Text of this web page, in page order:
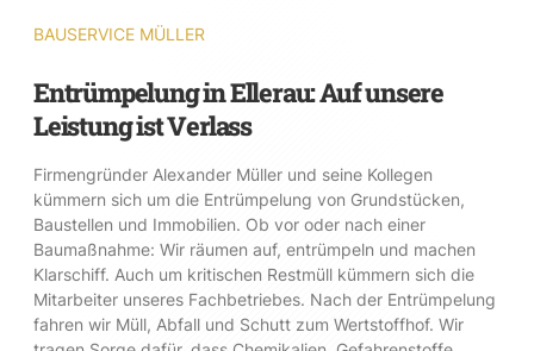
BAUSERVICE MÜLLER
Entrümpelung in Ellerau: Auf unsere
Leistung ist Verlass
Firmengründer Alexander Müller und seine Kollegen
kümmern sich um die Entrümpelung von Grundstücken,
Baustellen und Immobilien. Ob vor oder nach einer
Baumaßnahme: Wir räumen auf, entrümpeln und machen
Klarschiff. Auch um kritischen Restmüll kümmern sich die
Mitarbeiter unseres Fachbetriebes. Nach der Entrümpelung
fahren wir Müll, Abfall und Schutt zum Wertstoffhof. Wir